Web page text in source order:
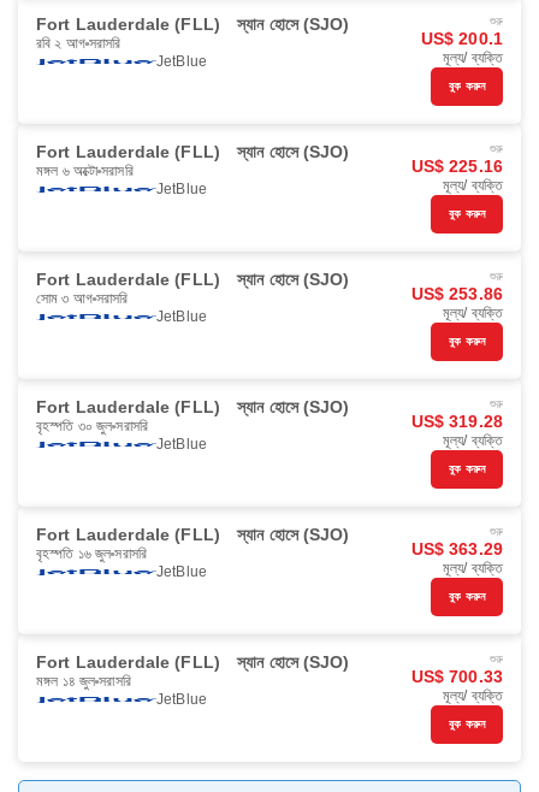
Fort Lauderdale (FLL) স্যান হোসে (SJO)
রবি ২ আগ সরাসরি
JetBlue
শুরু
US$ 200.1
মূল্য/ ব্যক্তি
বুক করুন
Fort Lauderdale (FLL) স্যান হোসে (SJO)
মঙ্গল ৬ অক্টো সরাসরি
JetBlue
শুরু
US$ 225.16
মূল্য/ ব্যক্তি
বুক করুন
Fort Lauderdale (FLL) স্যান হোসে (SJO)
সোম ৩ আগ সরাসরি
JetBlue
শুরু
US$ 253.86
মূল্য/ ব্যক্তি
বুক করুন
Fort Lauderdale (FLL) স্যান হোসে (SJO)
বৃহস্পতি ৩০ জুল সরাসরি
JetBlue
শুরু
US$ 319.28
মূল্য/ ব্যক্তি
বুক করুন
Fort Lauderdale (FLL) স্যান হোসে (SJO)
বৃহস্পতি ১৬ জুল সরাসরি
JetBlue
শুরু
US$ 363.29
মূল্য/ ব্যক্তি
বুক করুন
Fort Lauderdale (FLL) স্যান হোসে (SJO)
মঙ্গল ১৪ জুল সরাসরি
JetBlue
শুরু
US$ 700.33
মূল্য/ ব্যক্তি
বুক করুন